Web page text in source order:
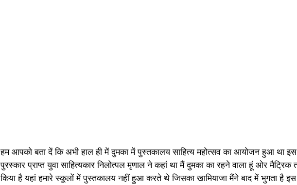
हम आपको बता दें कि अभी हाल ही में दुमका में पुस्तकालय साहित्य महोत्सव का आयोजन हुआ था
पुरस्कार प्राप्त युवा साहित्यकार निलोत्पल मृणाल ने कहां था मैं दुमका का रहने वाला हूं ओर
किया है यहां हमारे स्कूलों में पुस्तकालय नहीं हुआ करते थे जिसका खामियाजा मैंने बाद में भुगता है